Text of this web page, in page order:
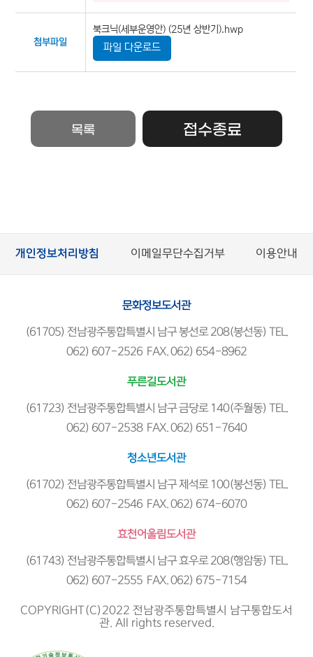
첨부파일
북크닉(세부운영안) (25년 상반기).hwp
파일 다운로드
목록 접수종료
개인정보처리방침 이메일무단수집거부 이용안내
문화정보도서관
(61705) 전남광주통합특별시 남구 봉선로 208(봉선동) TEL.
062) 607-2526 FAX. 062) 654-8962
푸른길도서관
(61723) 전남광주통합특별시 남구 금당로 140(주월동) TEL.
062) 607-2538 FAX. 062) 651-7640
청소년도서관
(61702) 전남광주통합특별시 남구 제석로 100(봉선동) TEL.
062) 607-2546 FAX. 062) 674-6070
효천어울림도서관
(61743) 전남광주통합특별시 남구 효우로 208(행암동) TEL.
062) 607-2555 FAX. 062) 675-7154
COPYRIGHT(C)2022 전남광주통합특별시 남구통합도서
관. All rights reserved.